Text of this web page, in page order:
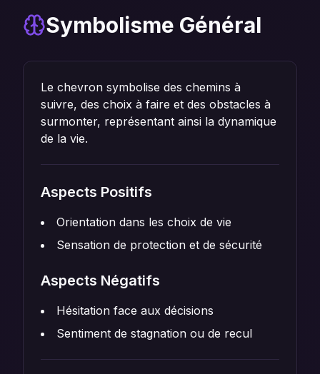
Symbolisme Général
Le chevron symbolise des chemins à
suivre, des choix à faire et des obstacles à
surmonter, représentant ainsi la dynamique
de la vie.
Aspects Positifs
Orientation dans les choix de vie
Sensation de protection et de sécurité
Aspects Négatifs
Hésitation face aux décisions
Sentiment de stagnation ou de recul